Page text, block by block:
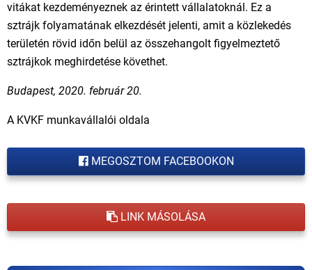
vitákat kezdeményeznek az érintett vállalatoknál. Ez a
sztrájk folyamatának elkezdését jelenti, amit a közlekedés
területén rövid időn belül az összehangolt figyelmeztető
sztrájkok meghirdetése követhet.
Budapest, 2020. február 20.
A KVKF munkavállalói oldala
MEGOSZTOM FACEBOOKON
LINK MÁSOLÁSA